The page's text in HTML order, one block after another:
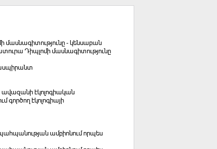
- կենսաբան
Դիպլոմի մասնագիտությունը
ասպիրանտ
ավազանի էկոլոգիական
էկոլոգիայի
ամբիոնում որպես